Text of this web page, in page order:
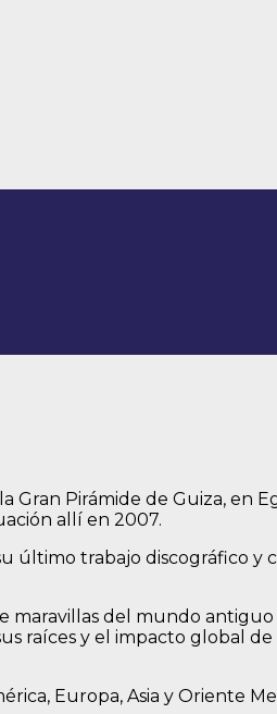
Gran Pirámide de Guiza, en
allí en 2007.
último trabajo discográfico y
maravillas del mundo
raíces y el impacto global de
Europa, Asia y Oriente